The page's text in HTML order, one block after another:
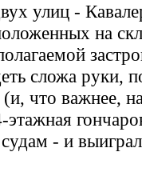
улиц -
на
сложа руки,
что важнее,
- и